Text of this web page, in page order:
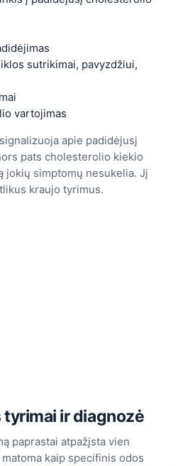
sutrikimai, pavyzdžiui,
vartojimas
apie padidėjusį
pats cholesterolio kiekio
jokių simptomų nesukelia. Jį
kraujo tyrimus.
ir diagnozė
paprastai atpažįsta vien
kaip specifinis odos